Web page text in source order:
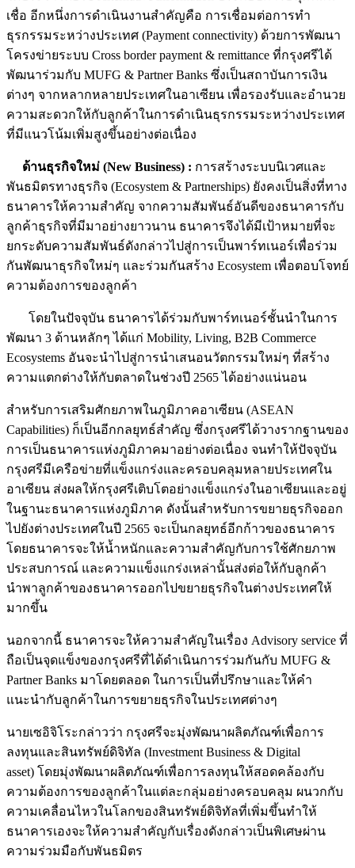
เชื่อ อีกหนึ่งการดำเนินงานสำคัญคือ การเชื่อมต่อการทำ
ธุรกรรมระหว่างประเทศ (Payment connectivity) ด้วยการพัฒนา
โครงข่ายระบบ Cross border payment & remittance ที่กรุงศรีได้
พัฒนาร่วมกับ MUFG & Partner Banks ซึ่งเป็นสถาบันการเงิน
ต่างๆ จากหลากหลายประเทศในอาเซียน เพื่อรองรับและอำนวย
ความสะดวกให้กับลูกค้าในการดำเนินธุรกรรมระหว่างประเทศ
ที่มีแนวโน้มเพิ่มสูงขึ้นอย่างต่อเนื่อง
ด้านธุรกิจใหม่ (New Business) : การสร้างระบบนิเวศและ
พันธมิตรทางธุรกิจ (Ecosystem & Partnerships) ยังคงเป็นสิ่งที่ทาง
ธนาคารให้ความสำคัญ จากความสัมพันธ์อันดีของธนาคารกับ
ลูกค้าธุรกิจที่มีมาอย่างยาวนาน ธนาคารจึงได้มีเป้าหมายที่จะ
ยกระดับความสัมพันธ์ดังกล่าวไปสู่การเป็นพาร์ทเนอร์เพื่อร่วม
กันพัฒนาธุรกิจใหม่ๆ และร่วมกันสร้าง Ecosystem เพื่อตอบโจทย์
ความต้องการของลูกค้า
โดยในปัจจุบัน ธนาคารได้ร่วมกับพาร์ทเนอร์ชั้นนำในการ
พัฒนา 3 ด้านหลักๆ ได้แก่ Mobility, Living, B2B Commerce
Ecosystems อันจะนำไปสู่การนำเสนอนวัตกรรมใหม่ๆ ที่สร้าง
ความแตกต่างให้กับตลาดในช่วงปี 2565 ได้อย่างแน่นอน
สำหรับการเสริมศักยภาพในภูมิภาคอาเซียน (ASEAN
Capabilities) ก็เป็นอีกกลยุทธ์สำคัญ ซึ่งกรุงศรีได้วางรากฐานของ
การเป็นธนาคารแห่งภูมิภาคมาอย่างต่อเนื่อง จนทำให้ปัจจุบัน
กรุงศรีมีเครือข่ายที่แข็งแกร่งและครอบคลุมหลายประเทศใน
อาเซียน ส่งผลให้กรุงศรีเติบโตอย่างแข็งแกร่งในอาเซียนและอยู่
ในฐานะธนาคารแห่งภูมิภาค ดังนั้นสำหรับการขยายธุรกิจออก
ไปยังต่างประเทศในปี 2565 จะเป็นกลยุทธ์อีกก้าวของธนาคาร
โดยธนาคารจะให้น้ำหนักและความสำคัญกับการใช้ศักยภาพ
ประสบการณ์ และความแข็งแกร่งเหล่านั้นส่งต่อให้กับลูกค้า
นำพาลูกค้าของธนาคารออกไปขยายธุรกิจในต่างประเทศให้
มากขึ้น
นอกจากนี้ ธนาคารจะให้ความสำคัญในเรื่อง Advisory service ที่
ถือเป็นจุดแข็งของกรุงศรีที่ได้ดำเนินการร่วมกันกับ MUFG &
Partner Banks มาโดยตลอด ในการเป็นที่ปรึกษาและให้คำ
แนะนำกับลูกค้าในการขยายธุรกิจในประเทศต่างๆ
นายเซอิจิโระกล่าวว่า กรุงศรีจะมุ่งพัฒนาผลิตภัณฑ์เพื่อการ
ลงทุนและสินทรัพย์ดิจิทัล (Investment Business & Digital
asset) โดยมุ่งพัฒนาผลิตภัณฑ์เพื่อการลงทุนให้สอดคล้องกับ
ความต้องการของลูกค้าในแต่ละกลุ่มอย่างครอบคลุม ผนวกกับ
ความเคลื่อนไหวในโลกของสินทรัพย์ดิจิทัลที่เพิ่มขึ้นทำให้
ธนาคารเองจะให้ความสำคัญกับเรื่องดังกล่าวเป็นพิเศษผ่าน
ความร่วมมือกับพันธมิตร